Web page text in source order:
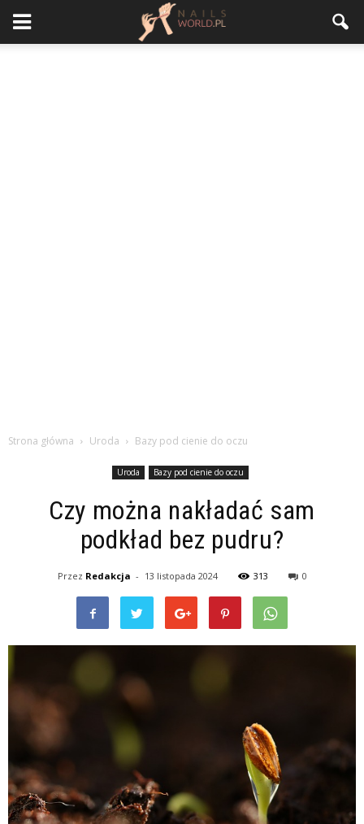
Strona główna Uroda Bazy pod cienie do oczu
Uroda Bazy pod cienie do oczu
Czy można nakładać sam
podkład bez pudru?
Przez Redakcja - 13 listopada 2024 313 0